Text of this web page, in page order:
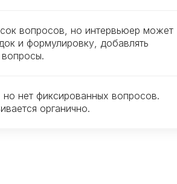
вопросов, но интервьюер может
и формулировку, добавлять
нет фиксированных вопросов.
органично.